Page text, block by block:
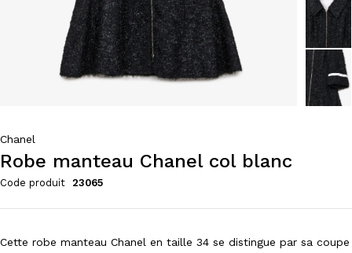
Chanel
Robe manteau Chanel col blanc
Code produit 23065
Cette robe manteau Chanel en taille 34 se distingue par sa coupe